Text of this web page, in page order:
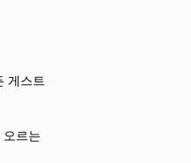
게스트
르는